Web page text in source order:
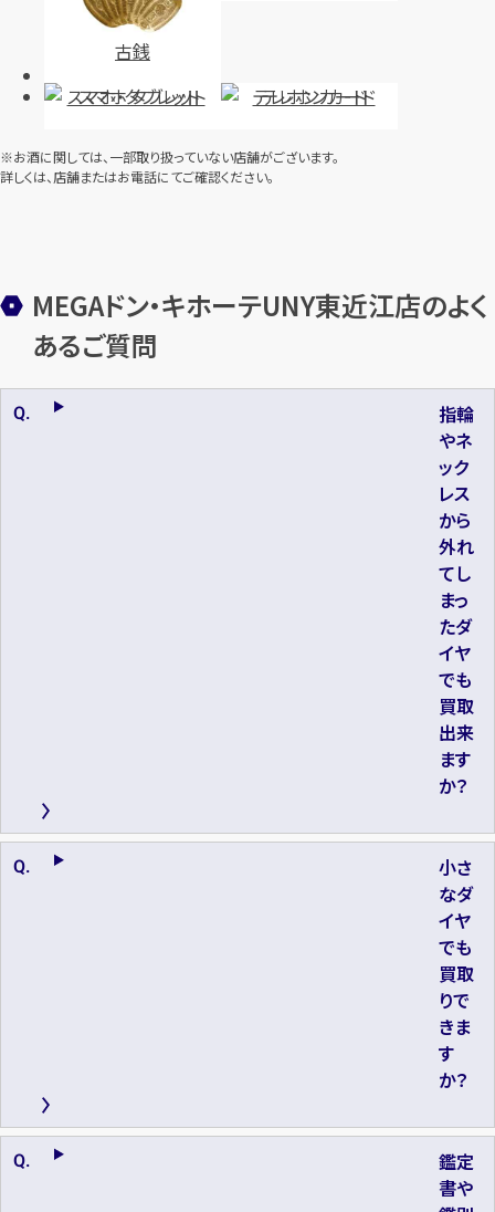
古銭
スマホ・タブレット テレホンカード
※お酒に関しては、一部取り扱っていない店舗がございます。
詳しくは、店舗またはお電話にてご確認ください。
MEGAドン・キホーテUNY東近江店のよく
あるご質問
指輪
やネ
ック
レス
から
外れ
てし
まっ
たダ
イヤ
でも
買取
出来
ます
か？
小さ
なダ
イヤ
でも
買取
りで
きま
す
か？
鑑定
書や